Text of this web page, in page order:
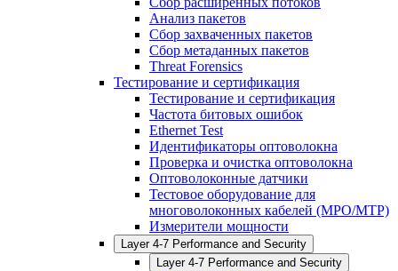
Анализ пакетов
Сбор захваченных пакетов
Сбор метаданных пакетов
Threat Forensics
Тестирование и сертификация
Тестирование и сертификация
Частота битовых ошибок
Ethernet Test
Идентификаторы оптоволокна
Проверка и очистка оптоволокна
Оптоволоконные датчики
Тестовое оборудование для
многоволоконных кабелей (MPO/MTP)
Измерители мощности
Layer 4-7 Performance and Security
Layer 4-7 Performance and Security